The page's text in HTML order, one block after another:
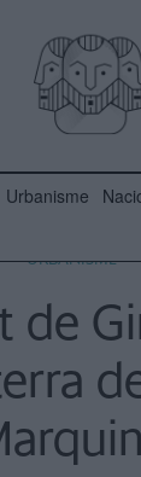
Urbanisme
URBANISME
de